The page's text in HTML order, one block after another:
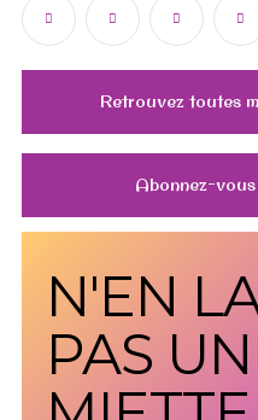
Retrouvez toutes
Abonnez-
N'EN
PAS